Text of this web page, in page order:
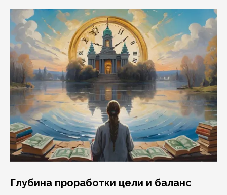
Глубина проработки цели и баланс